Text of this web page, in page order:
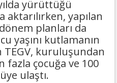
yürüttüğü
aktarılırken, yapılan
planları da
yaşını kutlamanın
kuruluşundan
fazla çocuğa ve 100
ulaştı.